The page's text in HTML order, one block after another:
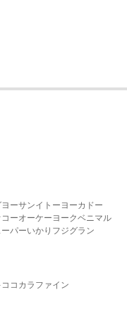
ーサンイトーヨーカドー
ーオーケー ヨークベニマル
パーいかり フジグラン
ココカラファイン